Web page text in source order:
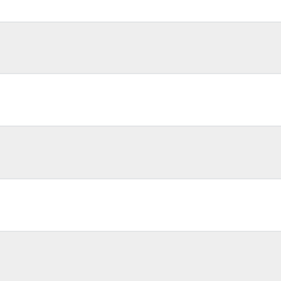
Nederlands
العربية
日本語
한국의